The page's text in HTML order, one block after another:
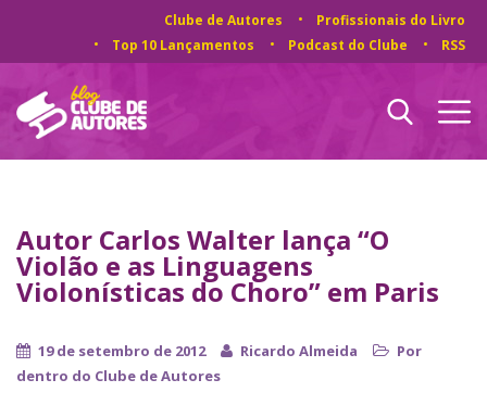
Clube de Autores
Profissionais do Livro
Top 10 Lançamentos
Podcast do Clube RSS
Autor Carlos Walter lança “O
Violão e as Linguagens
Violonísticas do Choro” em Paris
19 de setembro de 2012 Ricardo Almeida
Por
dentro do Clube de Autores